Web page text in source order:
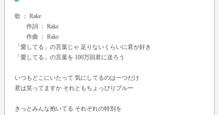
歌 ： Rake
作詞 ： Rake
作曲 ： Rake
「愛してる」の言葉じゃ 足りないくらいに君が好き
「愛してる」の言葉を 100万回君に送ろう
いつもどこにいたって 気にしてるのは一つだけ
君は笑ってますか それともちょっぴりブルー
きっとみんな抱いてる それぞれの特別を